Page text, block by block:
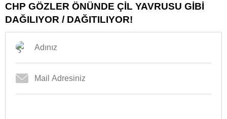
CHP GÖZLER ÖNÜNDE ÇİL YAVRUSU GİBİ
DAĞILIYOR / DAĞITILIYOR!